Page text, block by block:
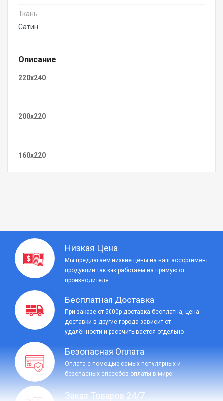
Ткань
Сатин
Описание
220x240
200x220
160x220
Низкая Цена
Мы предлагаем низкие цены на наш ассортимент
продукции так как работаем на прямую от
производителя
Бесплатная Доставка
При заказе от 5000р доставка бесплатна, цена
доставки в другие города зависит от
удалённости и рассчитывается отдельно
Безопасная Оплата
Оплата с помощью самых популярных и
безопасных способов оплаты в мире
Заказ Товаров 24/7